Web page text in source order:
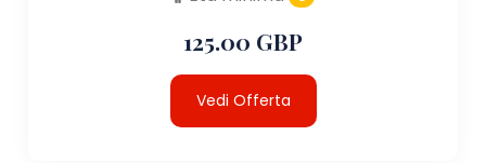
125.00 GBP
Vedi Offerta